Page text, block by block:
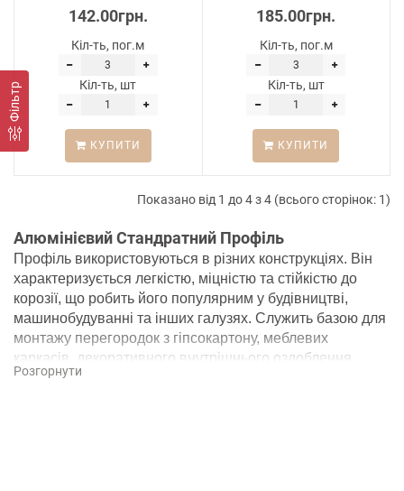
Фільтр
142.00грн.
Кіл-ть, пог.м
Кіл-ть, шт
КУПИТИ
185.00грн.
Кіл-ть, пог.м
Кіл-ть, шт
КУПИТИ
Показано від 1 до 4 з 4 (всього сторінок: 1)
Алюмінієвий Стандратний Профіль
Профіль використовуються в різних конструкціях. Він
характеризується легкістю, міцністю та стійкістю до
корозії, що робить його популярним у будівництві,
машинобудуванні та інших галузях. Служить базою для
монтажу перегородок з гіпсокартону, меблевих
каркасів, декоративного внутрішнього оздоблення
приміщень, світлодіодних стрічок та ін. Профілі з
Розгорнути